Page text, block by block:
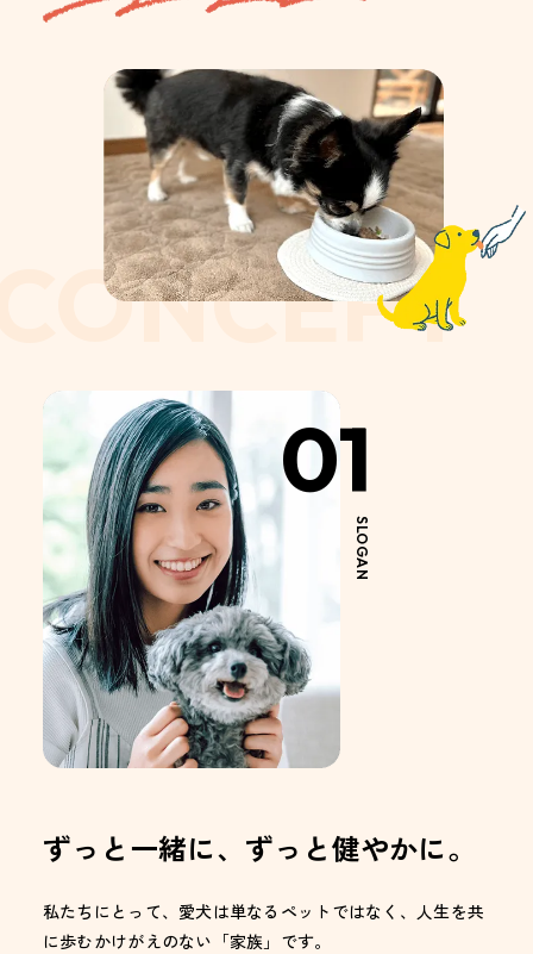
01
SLOGAN
ずっと一緒に、ずっと健やかに。
私たちにとって、愛犬は単なるペットではなく、人生を共
に歩むかけがえのない「家族」です。